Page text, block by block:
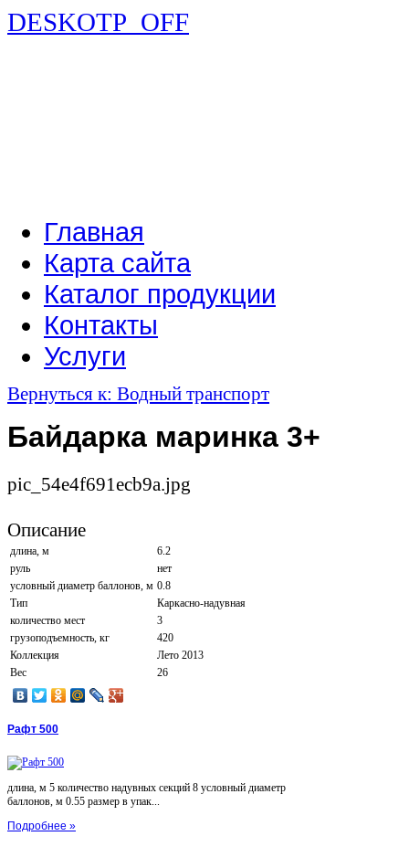
DESKOTP_OFF
Главная
Карта сайта
Каталог продукции
Контакты
Услуги
Вернуться к: Водный транспорт
Байдарка маринка 3+
pic_54e4f691ecb9a.jpg
Описание
длина, м
6.2
руль
нет
условный диаметр баллонов, м 0.8
Тип
Каркасно-надувная
количество мест
3
грузоподъемность, кг
420
Коллекция
Лето 2013
Вес
26
Рафт 500
длина, м 5 количество надувных секций 8 условный диаметр
баллонов, м 0.55 размер в упак...
Подробнее »